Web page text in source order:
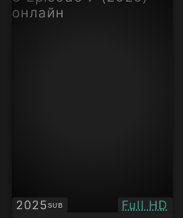
2025SUB
Субтитри Качество:
Full HD